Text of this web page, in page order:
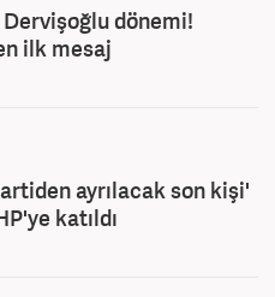
dönemi!
ilk mesaj
ayrılacak son kişi'
katıldı